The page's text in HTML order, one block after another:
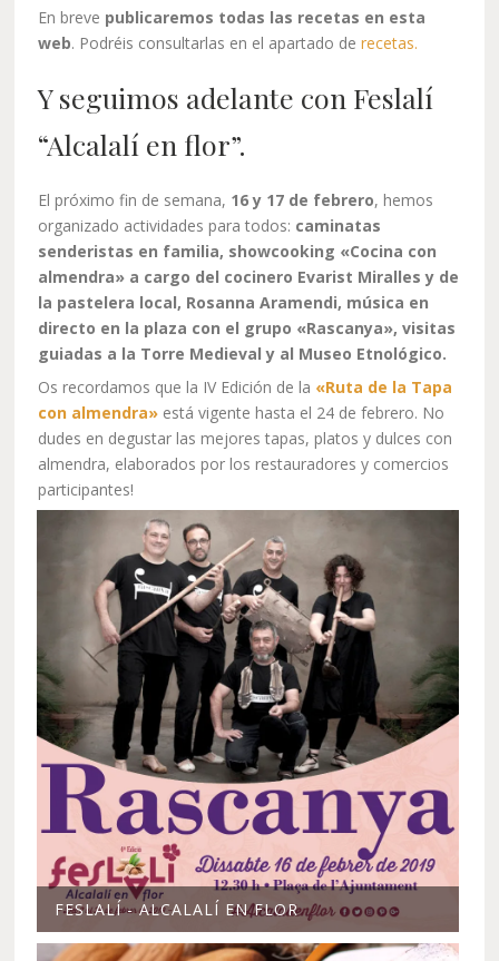
En breve publicaremos todas las recetas en esta
web. Podréis consultarlas en el apartado derecetas.
Y seguimos adelante con Feslalí
“Alcalalí en flor”.
El próximo fin de semana, 16 y 17 de febrero, hemos
organizado actividades para todos: caminatas
senderistas en familia, showcooking «Cocina con
almendra» a cargo del cocinero Evarist Miralles y de
la pastelera local, Rosanna Aramendi, música en
directo en la plaza con el grupo «Rascanya», visitas
guiadas a la Torre Medieval y al Museo Etnológico.
Os recordamos que la IV Edición de la «Ruta de la Tapa
con almendra» está vigente hasta el 24 de febrero. No
dudes en degustar las mejores tapas, platos y dulces con
almendra, elaborados por los restauradores y comercios
participantes!
FESLALÍ - ALCALALÍ EN FLOR